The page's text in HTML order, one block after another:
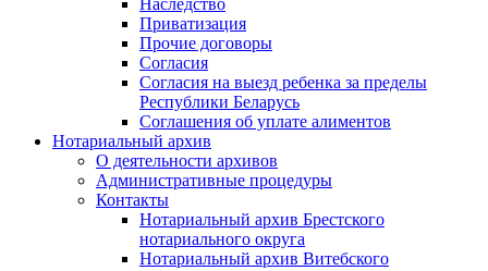
Приватизация
Прочие договоры
Согласия
Согласия на выезд ребенка за пределы
Республики Беларусь
Соглашения об уплате алиментов
Нотариальный архив
О деятельности архивов
Административные процедуры
Контакты
Нотариальный архив Брестского
нотариального округа
Нотариальный архив Витебского